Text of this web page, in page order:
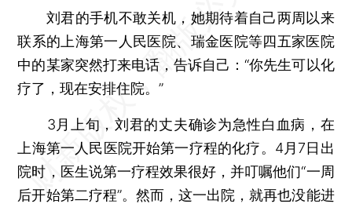
刘君的手机不敢关机，她期待着自己两周以来
联系的上海第一人民医院、瑞金医院等四五家医院
中的某家突然打来电话，告诉自己：“你先生可以化
疗了，现在安排住院。”
3月上旬，刘君的丈夫确诊为急性白血病，在
上海第一人民医院开始第一疗程的化疗。4月7日出
院时，医生说第一疗程效果很好，并叮嘱他们“一周
后开始第二疗程”。然而，这一出院，就再也没能进